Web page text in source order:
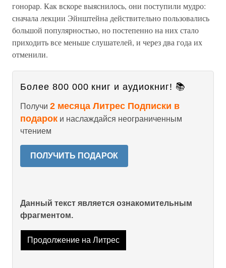
гонорар. Как вскоре выяснилось, они поступили мудро:
сначала лекции Эйнштейна действительно пользовались
большой популярностью, но постепенно на них стало
приходить все меньше слушателей, и через два года их
отменили.
Более 800 000 книг и аудиокниг! 📚
Получи 2 месяца Литрес Подписки в
подарок и наслаждайся неограниченным
чтением
ПОЛУЧИТЬ ПОДАРОК
Данный текст является ознакомительным
фрагментом.
Продолжение на Литрес